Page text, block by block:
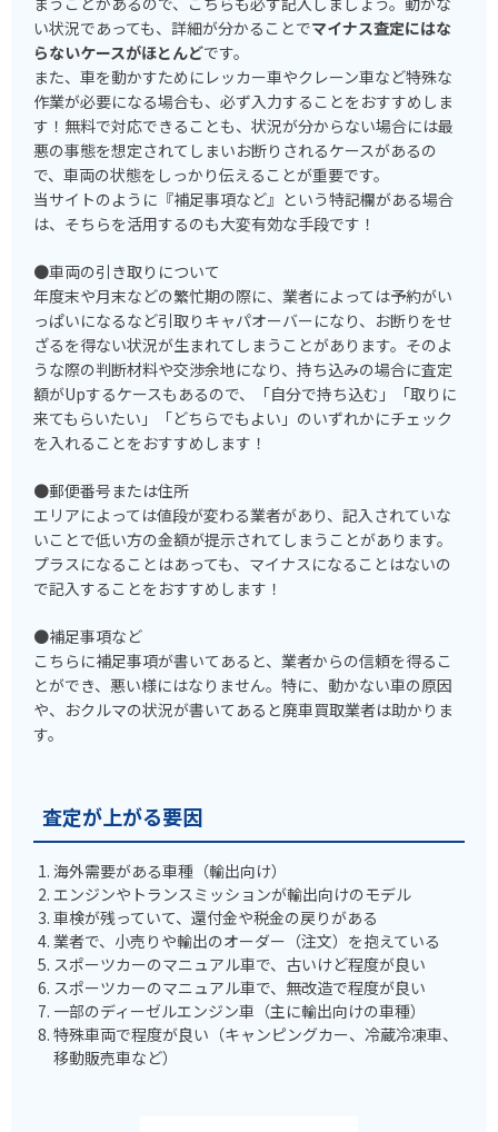
い状況であっても、詳細が分かることでマイナス査定にはな
らないケースがほとんどです。
また、車を動かすためにレッカー車やクレーン車など特殊な
作業が必要になる場合も、必ず入力することをおすすめしま
す！無料で対応できることも、状況が分からない場合には最
悪の事態を想定されてしまいお断りされるケースがあるの
で、車両の状態をしっかり伝えることが重要です。
当サイトのように『補足事項など』という特記欄がある場合
は、そちらを活用するのも大変有効な手段です！
●車両の引き取りについて
年度末や月末などの繁忙期の際に、業者によっては予約がい
っぱいになるなど引取りキャパオーバーになり、お断りをせ
ざるを得ない状況が生まれてしまうことがあります。そのよ
うな際の判断材料や交渉余地になり、持ち込みの場合に査定
額がUpするケースもあるので、「自分で持ち込む」「取りに
来てもらいたい」「どちらでもよい」のいずれかにチェック
を入れることをおすすめします！
●郵便番号または住所
エリアによっては値段が変わる業者があり、記入されていな
いことで低い方の金額が提示されてしまうことがあります。
プラスになることはあっても、マイナスになることはないの
で記入することをおすすめします！
●補足事項など
こちらに補足事項が書いてあると、業者からの信頼を得るこ
とができ、悪い様にはなりません。特に、動かない車の原因
や、おクルマの状況が書いてあると廃車買取業者は助かりま
す。
査定が上がる要因
海外需要がある車種（輸出向け）
エンジンやトランスミッションが輸出向けのモデル
車検が残っていて、還付金や税金の戻りがある
業者で、小売りや輸出のオーダー（注文）を抱えている
スポーツカーのマニュアル車で、古いけど程度が良い
スポーツカーのマニュアル車で、無改造で程度が良い
一部のディーゼルエンジン車（主に輸出向けの車種）
特殊車両で程度が良い（キャンピングカー、冷蔵冷凍車、
移動販売車など）